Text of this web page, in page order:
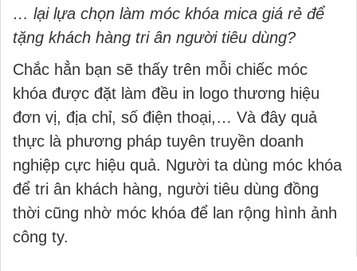
… lại lựa chọn làm móc khóa mica giá rẻ để
tặng khách hàng tri ân người tiêu dùng?
Chắc hẳn bạn sẽ thấy trên mỗi chiếc móc
khóa được đặt làm đều in logo thương hiệu
đơn vị, địa chỉ, số điện thoại,… Và đây quả
thực là phương pháp tuyên truyền doanh
nghiệp cực hiệu quả. Người ta dùng móc khóa
để tri ân khách hàng, người tiêu dùng đồng
thời cũng nhờ móc khóa để lan rộng hình ảnh
công ty.